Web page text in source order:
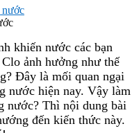
khiến nước các bạn
ảnh hưởng như thế
Đây là mối quan ngại
nước hiện nay. Vậy làm
nước? Thì nội dung bài
đến kiến thức này.